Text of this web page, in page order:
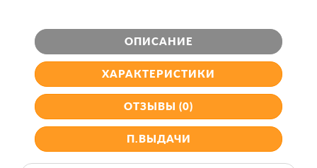
ОПИСАНИЕ
ХАРАКТЕРИСТИКИ
ОТЗЫВЫ (0)
П.ВЫДАЧИ